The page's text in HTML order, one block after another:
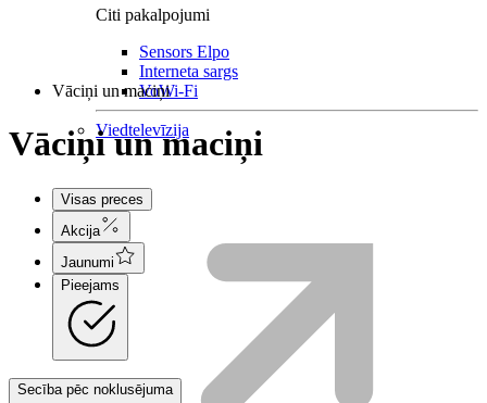
Citi pakalpojumi
Sensors Elpo
Interneta sargs
VoWi-Fi
Viedtelevīzija
Vāciņi un maciņi
Vāciņi un maciņi
Visas preces
Akcija
Jaunumi
Pieejams
Secība pēc noklusējuma